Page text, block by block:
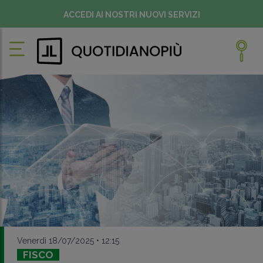
ACCEDI AI NOSTRI NUOVI SERVIZI
Venerdì 18/07/2025 • 12:15
FISCO